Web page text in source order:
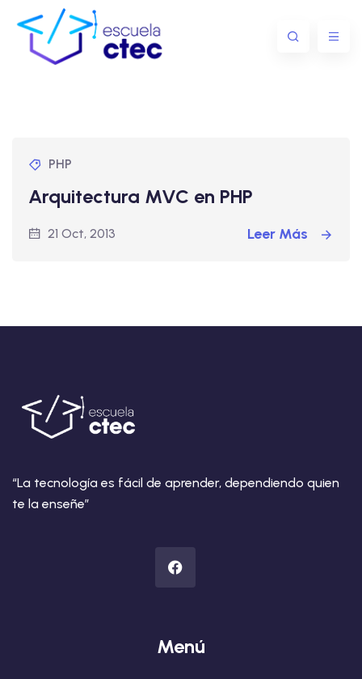
PHP
Arquitectura MVC en PHP
21 Oct, 2013 Leer Más
“La tecnología es fácil de aprender, dependiendo quien
te la enseñe”
Menú